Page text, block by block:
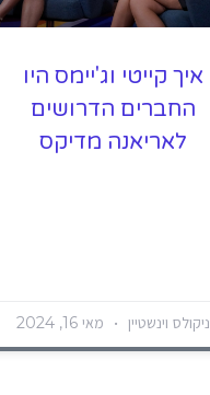
איך קייטי וג'יימס היו
החברים הדרושים
לאריאנה מדיקס
ניקולס וינשטיין מאי 16, 2024